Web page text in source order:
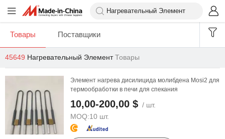
Товары Поставщики
45649 Нагревательный ЭлементТовары
Элемент нагрева дисилицида молибдена Mosi2 для
термообработки в печи для спекания
10,00-200,00 $ / шт.
MOQ:10 шт.